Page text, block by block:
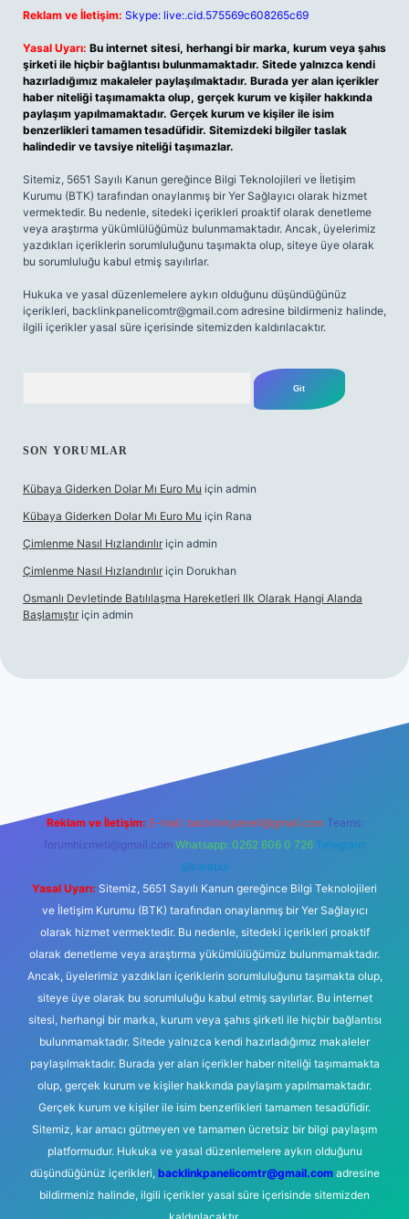
Reklam ve İletişim: Skype: live:.cid.575569c608265c69
Yasal Uyarı: Bu internet sitesi, herhangi bir marka, kurum veya şahıs
şirketi ile hiçbir bağlantısı bulunmamaktadır. Sitede yalnızca kendi
hazırladığımız makaleler paylaşılmaktadır. Burada yer alan içerikler
haber niteliği taşımamakta olup, gerçek kurum ve kişiler hakkında
paylaşım yapılmamaktadır. Gerçek kurum ve kişiler ile isim
benzerlikleri tamamen tesadüfidir. Sitemizdeki bilgiler taslak
halindedir ve tavsiye niteliği taşımazlar.
Sitemiz, 5651 Sayılı Kanun gereğince Bilgi Teknolojileri ve İletişim
Kurumu (BTK) tarafından onaylanmış bir Yer Sağlayıcı olarak hizmet
vermektedir. Bu nedenle, sitedeki içerikleri proaktif olarak denetleme
veya araştırma yükümlülüğümüz bulunmamaktadır. Ancak, üyelerimiz
yazdıkları içeriklerin sorumluluğunu taşımakta olup, siteye üye olarak
bu sorumluluğu kabul etmiş sayılırlar.
Hukuka ve yasal düzenlemelere aykırı olduğunu düşündüğünüz
içerikleri, backlinkpanelicomtr@gmail.com adresine bildirmeniz halinde,
ilgili içerikler yasal süre içerisinde sitemizden kaldırılacaktır.
SON YORUMLAR
Kübaya Giderken Dolar Mı Euro Mu için admin
Kübaya Giderken Dolar Mı Euro Mu için Rana
Çimlenme Nasıl Hızlandırılır için admin
Çimlenme Nasıl Hızlandırılır için Dorukhan
Osmanlı Devletinde Batılılaşma Hareketleri Ilk Olarak Hangi Alanda
Başlamıştır için admin
Reklam ve İletişim: E-mail: backlinkpaneli@gmail.com Teams:
forumhizmeti@gmail.com Whatsapp: 0262 606 0 726 Telegram:
@karabul
Yasal Uyarı: Sitemiz, 5651 Sayılı Kanun gereğince Bilgi Teknolojileri
ve İletişim Kurumu (BTK) tarafından onaylanmış bir Yer Sağlayıcı
olarak hizmet vermektedir. Bu nedenle, sitedeki içerikleri proaktif
olarak denetleme veya araştırma yükümlülüğümüz bulunmamaktadır.
Ancak, üyelerimiz yazdıkları içeriklerin sorumluluğunu taşımakta olup,
siteye üye olarak bu sorumluluğu kabul etmiş sayılırlar. Bu internet
sitesi, herhangi bir marka, kurum veya şahıs şirketi ile hiçbir bağlantısı
bulunmamaktadır. Sitede yalnızca kendi hazırladığımız makaleler
paylaşılmaktadır. Burada yer alan içerikler haber niteliği taşımamakta
olup, gerçek kurum ve kişiler hakkında paylaşım yapılmamaktadır.
Gerçek kurum ve kişiler ile isim benzerlikleri tamamen tesadüfidir.
Sitemiz, kar amacı gütmeyen ve tamamen ücretsiz bir bilgi paylaşım
platformudur. Hukuka ve yasal düzenlemelere aykırı olduğunu
düşündüğünüz içerikleri, backlinkpanelicomtr@gmail.comadresine
bildirmeniz halinde, ilgili içerikler yasal süre içerisinde sitemizden